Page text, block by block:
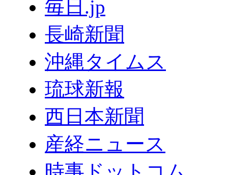
毎日.jp
長崎新聞
沖縄タイムス
琉球新報
西日本新聞
産経ニュース